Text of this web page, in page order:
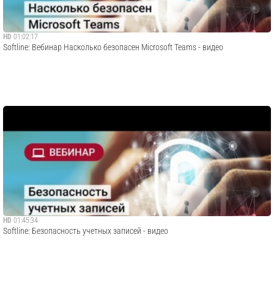
HD 01:02:17
​Softline: Вебинар Насколько безопасен Microsoft Teams - видео
HD 01:45:34
​Softline: Безопасность учетных записей - видео